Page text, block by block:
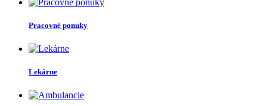
Pracovné ponuky
Lekárne